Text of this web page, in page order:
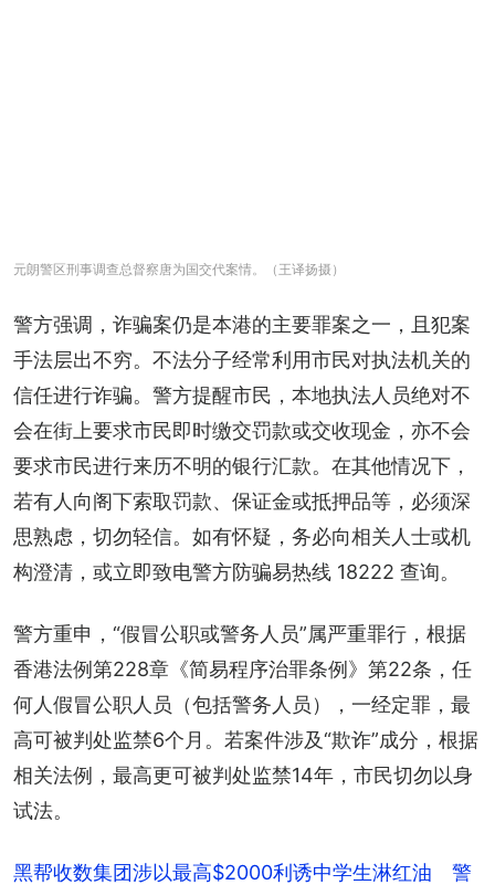
元朗警区刑事调查总督察唐为国交代案情。（王译扬摄）
警方强调，诈骗案仍是本港的主要罪案之一，且犯案
手法层出不穷。不法分子经常利用市民对执法机关的
信任进行诈骗。警方提醒市民，本地执法人员绝对不
会在街上要求市民即时缴交罚款或交收现金，亦不会
要求市民进行来历不明的银行汇款。在其他情况下，
若有人向阁下索取罚款、保证金或抵押品等，必须深
思熟虑，切勿轻信。如有怀疑，务必向相关人士或机
构澄清，或立即致电警方防骗易热线 18222 查询。
警方重申，“假冒公职或警务人员”属严重罪行，根据
香港法例第228章《简易程序治罪条例》第22条，任
何人假冒公职人员（包括警务人员），一经定罪，最
高可被判处监禁6个月。若案件涉及“欺诈”成分，根据
相关法例，最高更可被判处监禁14年，市民切勿以身
试法。
黑帮收数集团涉以最高$2000利诱中学生淋红油 警